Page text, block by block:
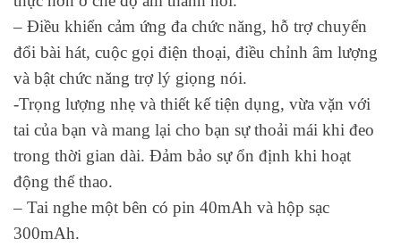
– Điều khiển cảm ứng đa chức năng, hỗ trợ chuyển
đổi bài hát, cuộc gọi điện thoại, điều chỉnh âm lượng
và bật chức năng trợ lý giọng nói.
-Trọng lượng nhẹ và thiết kế tiện dụng, vừa vặn với
tai của bạn và mang lại cho bạn sự thoải mái khi đeo
trong thời gian dài. Đảm bảo sự ổn định khi hoạt
động thể thao.
– Tai nghe một bên có pin 40mAh và hộp sạc
300mAh.